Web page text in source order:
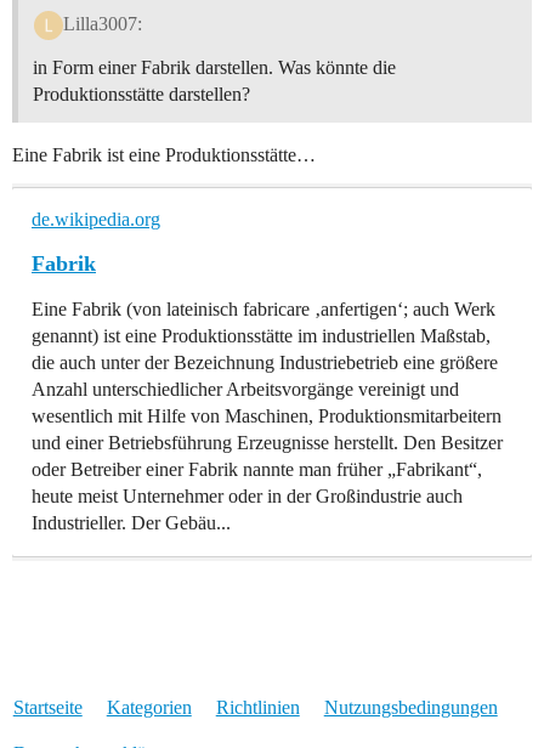
Lilla3007:
in Form einer Fabrik darstellen. Was könnte die
Produktionsstätte darstellen?
Eine Fabrik ist eine Produktionsstätte…
de.wikipedia.org
Fabrik
Eine Fabrik (von lateinisch fabricare ‚anfertigen‘; auch Werk
genannt) ist eine Produktionsstätte im industriellen Maßstab,
die auch unter der Bezeichnung Industriebetrieb eine größere
Anzahl unterschiedlicher Arbeitsvorgänge vereinigt und
wesentlich mit Hilfe von Maschinen, Produktionsmitarbeitern
und einer Betriebsführung Erzeugnisse herstellt. Den Besitzer
oder Betreiber einer Fabrik nannte man früher „Fabrikant“,
heute meist Unternehmer oder in der Großindustrie auch
Industrieller. Der Gebäu...
Startseite Kategorien Richtlinien Nutzungsbedingungen